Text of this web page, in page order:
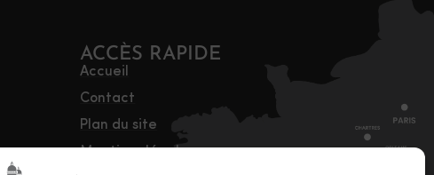
ACCÈS RAPIDE
Accueil
Contact
Plan du site
Mentions légales